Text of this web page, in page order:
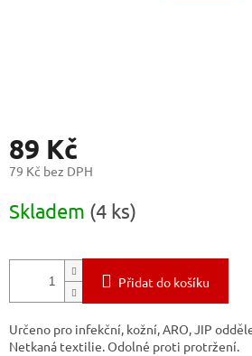
89 Kč
79 Kč bez DPH
cena:
Skladem (4 ks)
Přidat do košíku
Určeno pro infekční, kožní, ARO, JIP
Netkaná textilie. Odolné proti protržení.